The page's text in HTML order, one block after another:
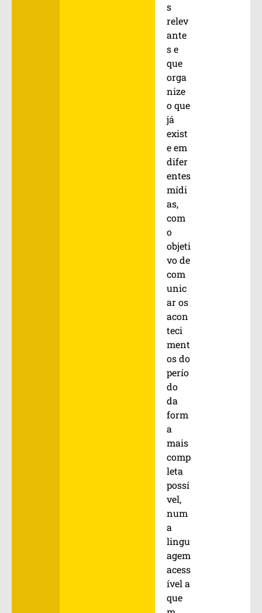
s
relev
ante
s e
que
orga
nize
o que
já
exist
e em
difer
entes
mídi
as,
com
o
objeti
vo de
com
unic
ar os
acon
teci
ment
os do
perío
do
da
form
a
mais
comp
leta
possí
vel,
num
a
lingu
agem
acess
ível a
que